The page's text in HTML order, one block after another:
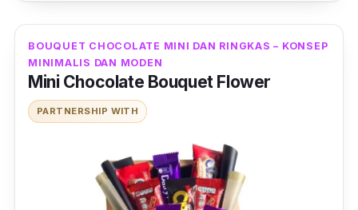
BOUQUET CHOCOLATE MINI DAN RINGKAS – KONSEP
MINIMALIS DAN MODEN
Mini Chocolate Bouquet Flower
PARTNERSHIP WITH